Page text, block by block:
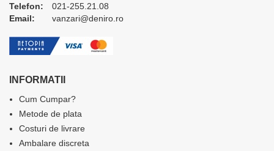
Telefon:
021-255.21.08
Email:
vanzari@deniro.ro
INFORMATII
Cum Cumpar?
Metode de plata
Costuri de livrare
Ambalare discreta